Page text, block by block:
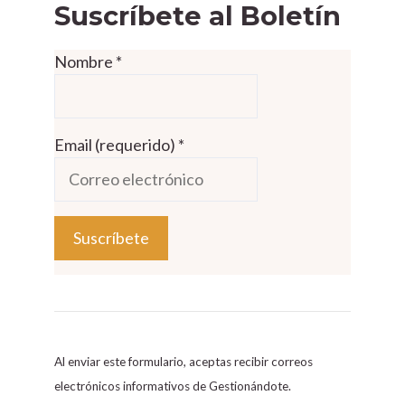
Suscríbete al Boletín
Nombre *
Email (requerido) *
o
s
t
Al enviar este formulario, aceptas recibir correos
electrónicos informativos de Gestionándote.